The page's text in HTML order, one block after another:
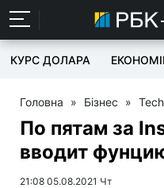
КУРС ДОЛАРА
Головна » Бізнес » Tech
По пятам за
вводит
21:08 05.08.2021 Чт